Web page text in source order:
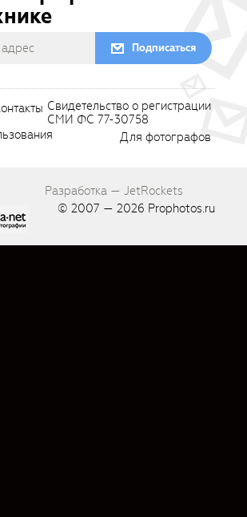
Подписаться
Свидетельство о регистрации
СМИ ФС 77-30758
Для фотографов
Разработка — JetRockets
© 2007 — 2026 Prophotos.ru